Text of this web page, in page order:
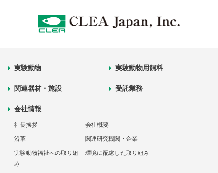
実験動物 実験動物用飼料
関連器材・施設 受託業務
会社情報
社長挨拶 会社概要
沿革 関連研究機関・企業
実験動物福祉への取り組
み
環境に配慮した取り組み